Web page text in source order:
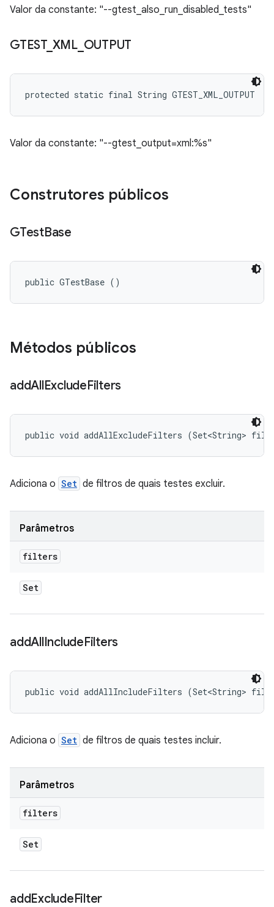
Valor da constante: "--gtest_also_run_disabled_tests"
GTEST_ XML_ OUTPUT
protected static final String GTEST_XML_OUTPUT
Valor da constante: "--gtest_output=xml:%s"
Construtores públicos
GTestBase
public GTestBase ()
Métodos públicos
addAllExcludeFilters
public void addAllExcludeFilters (Set<String>
Adiciona o Set de filtros de quais testes excluir.
Parâmetros
filters
Set
addAllIncludeFilters
public void addAllIncludeFilters (Set<String>
Adiciona o Set de filtros de quais testes incluir.
Parâmetros
filters
Set
addExcludeFilter